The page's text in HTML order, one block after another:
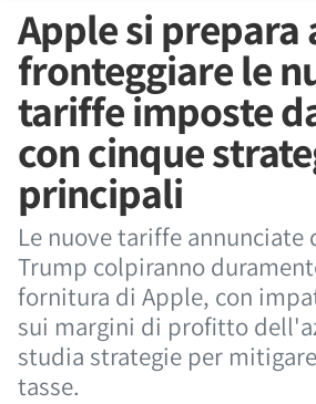
Apple si prepara
fronteggiare le
tariffe imposte
con cinque
principali
Le nuove tariffe annunciate
Trump colpiranno
fornitura di Apple, con
sui margini di profitto
studia strategie per
tasse.